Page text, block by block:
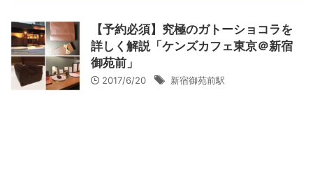
【予約必須】究極のガトーショコラを
詳しく解説「ケンズカフェ東京＠新宿
御苑前」
2017/6/20 新宿御苑前駅